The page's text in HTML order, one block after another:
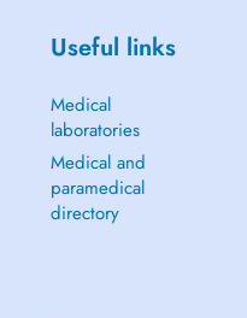
Useful links
Medical
laboratories
Medical and
paramedical
directory